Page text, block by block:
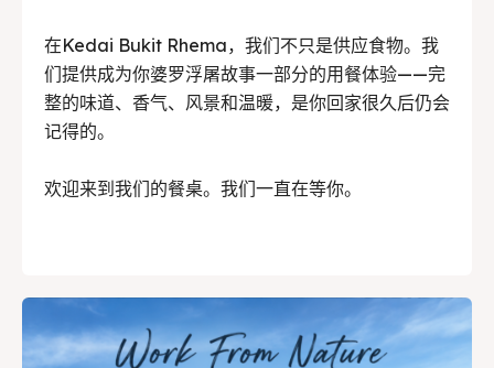
在Kedai Bukit Rhema，我们不只是供应食物。我
们提供成为你婆罗浮屠故事一部分的用餐体验——完
整的味道、香气、风景和温暖，是你回家很久后仍会
记得的。
欢迎来到我们的餐桌。我们一直在等你。